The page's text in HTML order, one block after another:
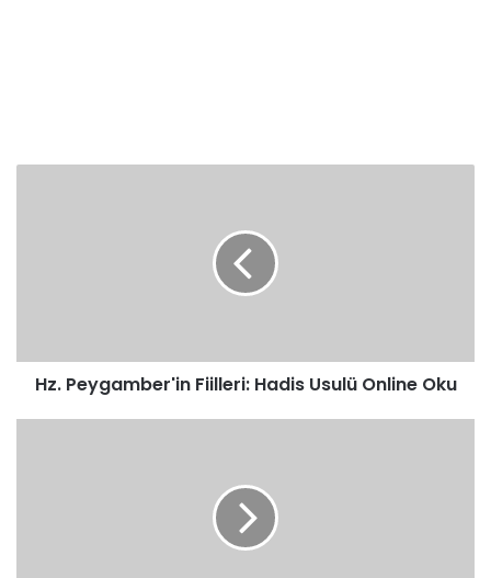
Hz. Peygamber'in Fiilleri: Hadis Usulü Online Oku